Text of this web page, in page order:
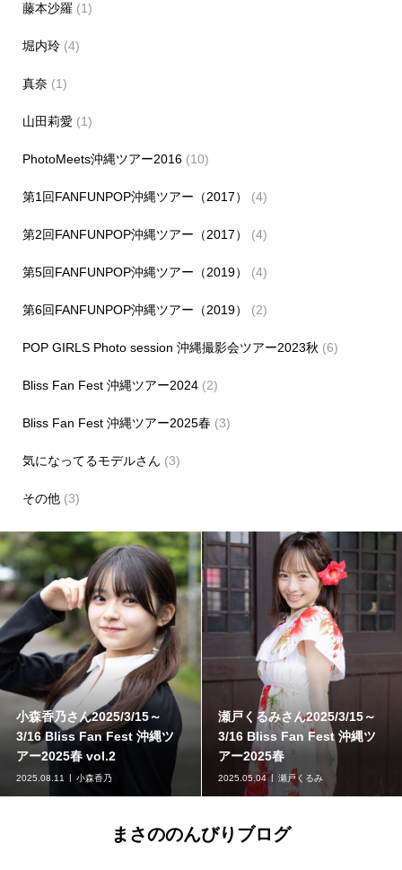
藤本沙羅(1)
堀内玲(4)
真奈 (1)
山田莉愛(1)
PhotoMeets沖縄ツアー2016(10)
第1回FANFUNPOP沖縄ツアー（2017） (4)
第2回FANFUNPOP沖縄ツアー（2017） (4)
第5回FANFUNPOP沖縄ツアー（2019） (4)
第6回FANFUNPOP沖縄ツアー（2019） (2)
POP GIRLS Photo session 沖縄撮影会ツアー2023秋 (6)
Bliss Fan Fest 沖縄ツアー2024(2)
Bliss Fan Fest 沖縄ツアー2025春 (3)
気になってるモデルさん (3)
その他(3)
15～
縄ツ
小森香乃さん2025/3/15～
3/16 Bliss Fan Fest 沖縄ツ
アー2025春 vol.1
2025.03.20 小森香乃
秋月柑七さん2024/
11/17 Bliss Fan
アー2024
2025.03.11
まさののんびりブログ